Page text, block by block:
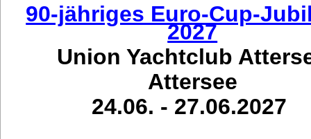
90-jähriges Euro-Cup-
2027
Union Yachtclub
Attersee
24.06. - 27.06.2027